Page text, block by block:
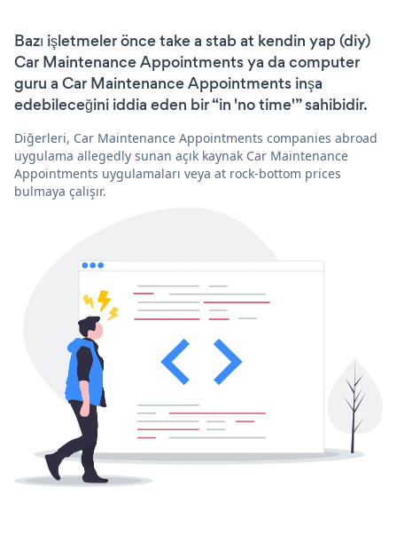
Bazı işletmeler önce take a stab at kendin yap (diy)
Car Maintenance Appointments ya da computer
guru a Car Maintenance Appointments inşa
edebileceğini iddia eden bir “in 'no time'” sahibidir.
Diğerleri, Car Maintenance Appointments companies abroad
uygulama allegedly sunan açık kaynak Car Maintenance
Appointments uygulamaları veya at rock-bottom prices
bulmaya çalışır.